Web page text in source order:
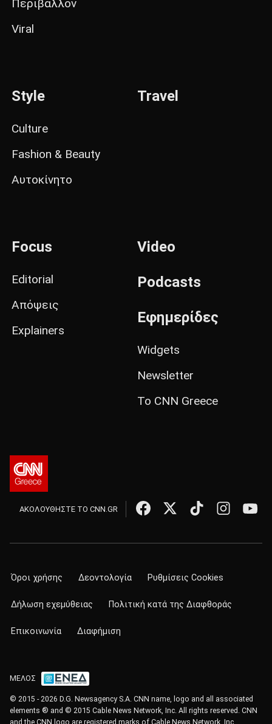
Περιβάλλον
Viral
Style
Culture
Fashion & Beauty
Αυτοκίνητο
Travel
Focus
Editorial
Απόψεις
Explainers
Video
Podcasts
Εφημερίδες
Widgets
Newsletter
Το CNN Greece
ΑΚΟΛΟΥΘΗΣΤΕ ΤΟ CNN.GR
Όροι χρήσης Δεοντολογία Ρυθμίσεις Cookies
Δήλωση εχεμύθειας Πολιτική κατά της Διαφθοράς
Επικοινωνία Διαφήμιση
ΜΕΛΟΣ
© 2015 - 2026 D.G. Newsagency S.A. CNN name, logo and all associated
elements ® and © 2015 Cable News Network, Inc. All rights reserved. CNN